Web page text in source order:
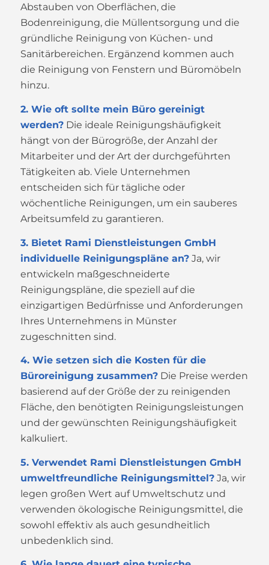
Abstauben von Oberflächen, die
Bodenreinigung, die Müllentsorgung und die
gründliche Reinigung von Küchen- und
Sanitärbereichen. Ergänzend kommen auch
die Reinigung von Fenstern und Büromöbeln
hinzu.
2. Wie oft sollte mein Büro gereinigt
werden?Die ideale Reinigungshäufigkeit
hängt von der Bürogröße, der Anzahl der
Mitarbeiter und der Art der durchgeführten
Tätigkeiten ab. Viele Unternehmen
entscheiden sich für tägliche oder
wöchentliche Reinigungen, um ein sauberes
Arbeitsumfeld zu garantieren.
3. Bietet Rami Dienstleistungen GmbH
individuelle Reinigungspläne an?Ja, wir
entwickeln maßgeschneiderte
Reinigungspläne, die speziell auf die
einzigartigen Bedürfnisse und Anforderungen
Ihres Unternehmens in Münster
zugeschnitten sind.
4. Wie setzen sich die Kosten für die
Büroreinigung zusammen?Die Preise werden
basierend auf der Größe der zu reinigenden
Fläche, den benötigten Reinigungsleistungen
und der gewünschten Reinigungshäufigkeit
kalkuliert.
5. Verwendet Rami Dienstleistungen GmbH
umweltfreundliche Reinigungsmittel?Ja, wir
legen großen Wert auf Umweltschutz und
verwenden ökologische Reinigungsmittel, die
sowohl effektiv als auch gesundheitlich
unbedenklich sind.